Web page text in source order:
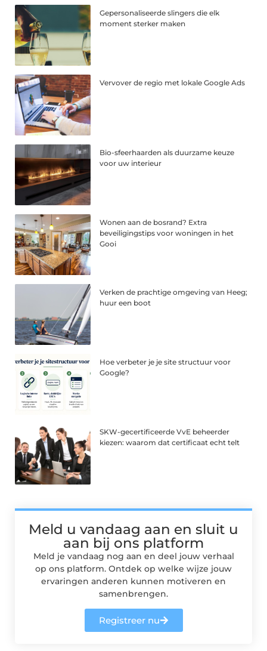
Gepersonaliseerde slingers die elk
moment sterker maken
Vervover de regio met lokale Google Ads
Bio-sfeerhaarden als duurzame keuze
voor uw interieur
Wonen aan de bosrand? Extra
beveiligingstips voor woningen in het
Gooi
Verken de prachtige omgeving van Heeg;
huur een boot
Hoe verbeter je je site structuur voor
Google?
SKW-gecertificeerde VvE beheerder
kiezen: waarom dat certificaat echt telt
Meld u vandaag aan en sluit u
aan bij ons platform
Meld je vandaag nog aan en deel jouw verhaal
op ons platform. Ontdek op welke wijze jouw
ervaringen anderen kunnen motiveren en
samenbrengen.
Registreer nu